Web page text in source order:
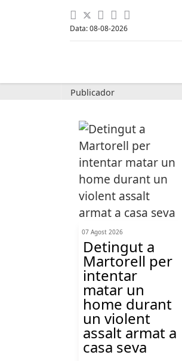
Data: 08-08-2026
Publicador
07 Agost 2026
Detingut a
Martorell per
intentar
matar un
home durant
un violent
assalt armat a
casa seva